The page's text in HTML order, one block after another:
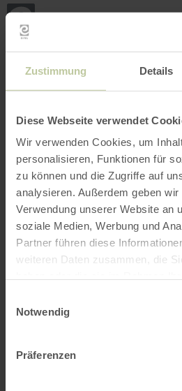
Zustimmung Details
Diese Webseite verwendet
Wir verwenden Cookies, um
personalisieren, Funktionen für
zu können und die Zugriffe auf
analysieren. Außerdem geben
Verwendung unserer Website an
soziale Medien, Werbung und
Partner führen diese
weiteren Daten zusammen, die
Notwendig
Präferenzen
Terug
naar
startpagina
Het onderstaande
aanbieder Rureifel
aanbieder Rureifel
verantwoordelijk voor de